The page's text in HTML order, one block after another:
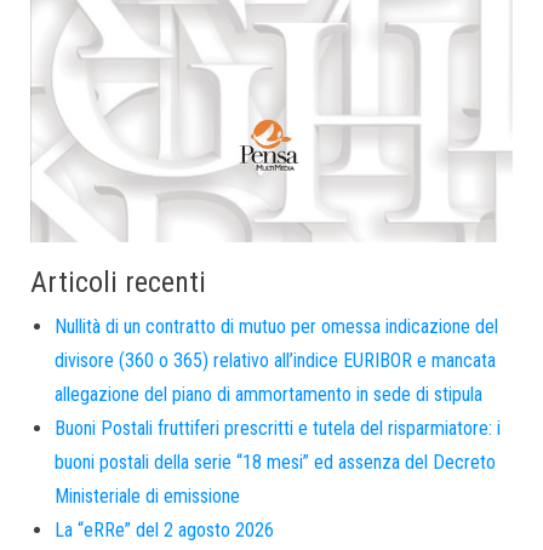
Articoli recenti
Nullità di un contratto di mutuo per omessa indicazione del
divisore (360 o 365) relativo all’indice EURIBOR e mancata
allegazione del piano di ammortamento in sede di stipula
Buoni Postali fruttiferi prescritti e tutela del risparmiatore: i
buoni postali della serie “18 mesi” ed assenza del Decreto
Ministeriale di emissione
La “eRRe” del 2 agosto 2026